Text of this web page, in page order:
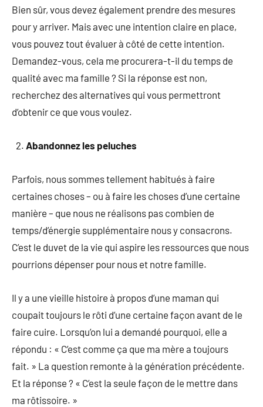
Bien sûr, vous devez également prendre des mesures
pour y arriver. Mais avec une intention claire en place,
vous pouvez tout évaluer à côté de cette intention.
Demandez-vous, cela me procurera-t-il du temps de
qualité avec ma famille ? Si la réponse est non,
recherchez des alternatives qui vous permettront
d’obtenir ce que vous voulez.
Abandonnez les peluches
Parfois, nous sommes tellement habitués à faire
certaines choses – ou à faire les choses d’une certaine
manière – que nous ne réalisons pas combien de
temps/d’énergie supplémentaire nous y consacrons.
C’est le duvet de la vie qui aspire les ressources que nous
pourrions dépenser pour nous et notre famille.
Il y a une vieille histoire à propos d’une maman qui
coupait toujours le rôti d’une certaine façon avant de le
faire cuire. Lorsqu’on lui a demandé pourquoi, elle a
répondu : « C’est comme ça que ma mère a toujours
fait. » La question remonte à la génération précédente.
Et la réponse ? « C’est la seule façon de le mettre dans
ma rôtissoire. »